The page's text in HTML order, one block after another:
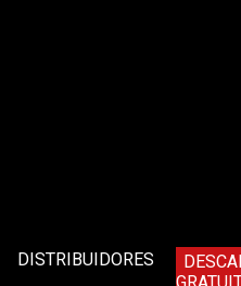
DISTRIBUIDORES